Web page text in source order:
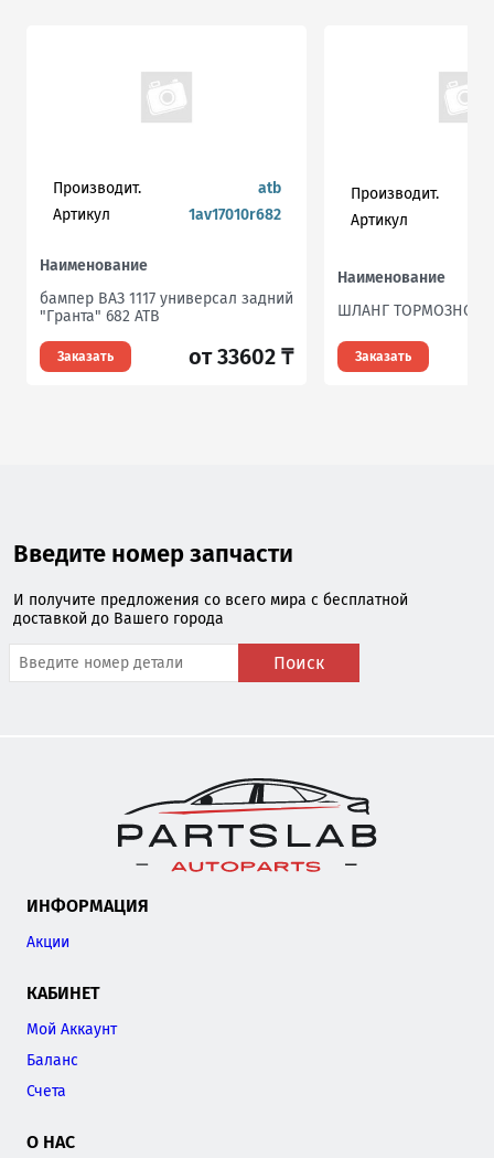
Производит.
atb
Артикул
1av17010r682
Наименование
бампер ВАЗ 1117 универсал задний
"Гранта" 682 ATB
Заказать от 33602 ₸
Производит.
Артикул
Наименование
ШЛАНГ ТОРМОЗНОЙ
Заказать
Введите номер запчасти
И получите предложения со всего мира с бесплатной
доставкой до Вашего города
Поиск
ИНФОРМАЦИЯ
Акции
КАБИНЕТ
Мой Аккаунт
Баланс
Счета
О НАС